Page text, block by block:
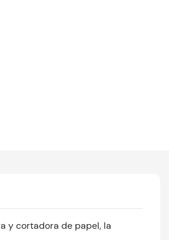
y cortadora de papel, la